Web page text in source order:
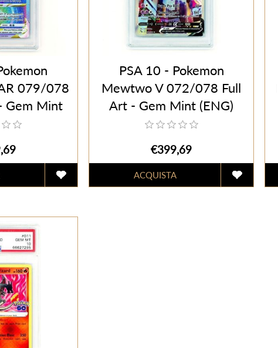
079/078
Gem Mint
PSA 10 - Pokemon
Mewtwo V 072/078 Full
Art - Gem Mint (ENG)
€399,69